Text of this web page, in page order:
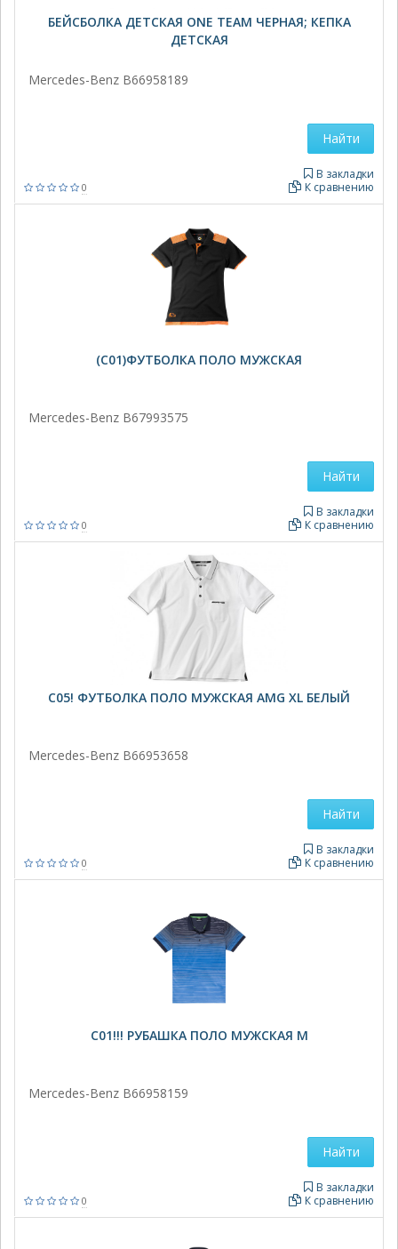
БЕЙСБОЛКА ДЕТСКАЯ ONE TEAM ЧЕРНАЯ; КЕПКА
ДЕТСКАЯ
Mercedes-Benz B66958189
0
В закладки
К сравнению
Найти
(C01)ФУТБОЛКА ПОЛО МУЖСКАЯ
Mercedes-Benz B67993575
0
В закладки
К сравнению
Найти
C05! ФУТБОЛКА ПОЛО МУЖСКАЯ AMG XL БЕЛЫЙ
Mercedes-Benz B66953658
0
В закладки
К сравнению
Найти
C01!!! РУБАШКА ПОЛО МУЖСКАЯ M
Mercedes-Benz B66958159
0
В закладки
К сравнению
Найти